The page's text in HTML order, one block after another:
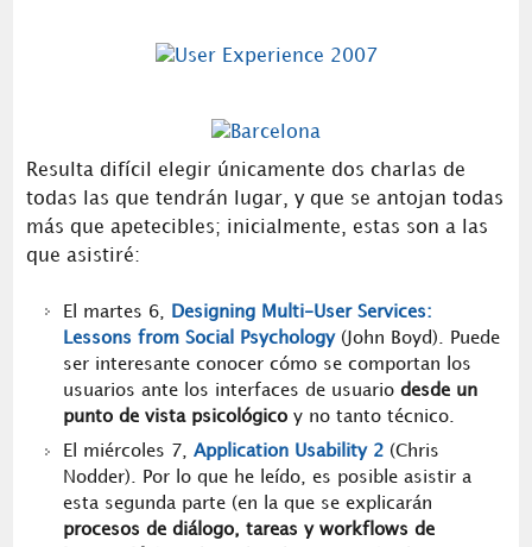
Resulta difícil elegir únicamente dos charlas de
todas las que tendrán lugar, y que se antojan todas
más que apetecibles; inicialmente, estas son a las
que asistiré:
El martes 6,
Designing Multi-User Services:
Lessons from Social Psychology(John Boyd). Puede
ser interesante conocer cómo se comportan los
usuarios ante los interfaces de usuario desde un
punto de vista psicológicoy no tanto técnico.
El miércoles 7, Application Usability 2(Chris
Nodder). Por lo que he leído, es posible asistir a
esta segunda parte (en la que se explicarán
procesos de diálogo, tareas y workflows de